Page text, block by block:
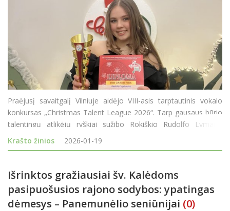
Praėjusį savaitgalį Vilniuje aidėjo VIII-asis tarptautinis vokalo
konkursas „Christmas Talent League 2026“. Tarp gausaus būrio
talentingų atlikėjų ryškiai sužibo Rokiškio Rudolfo Lymano
muzikos mokyklos atstovė Radvilė Cegelskaitė, namo parvežusi
net du aukščiausio l
Krašto žinios 2026-01-19
Išrinktos gražiausiai šv. Kalėdoms
pasipuošusios rajono sodybos: ypatingas
dėmesys – Panemunėlio seniūnijai (0)